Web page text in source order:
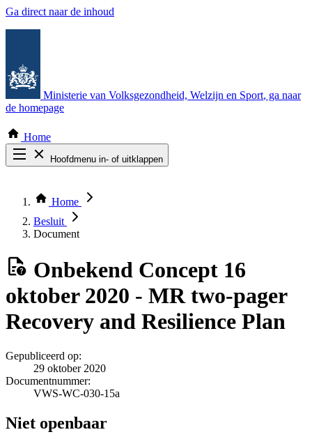
Ga direct naar de inhoud
Ministerie van Volksgezondheid, Welzijn en Sport, ga naar
de homepage
Home
Hoofdmenu in- of uitklappen
Thema COVID-19
Bekijk per bestuursorgaan
Home
Besluit
Document
Onbekend Concept 16
oktober 2020 - MR two-pager
Recovery and Resilience Plan
Gepubliceerd op:
29 oktober 2020
Documentnummer:
VWS-WC-030-15a
Niet openbaar